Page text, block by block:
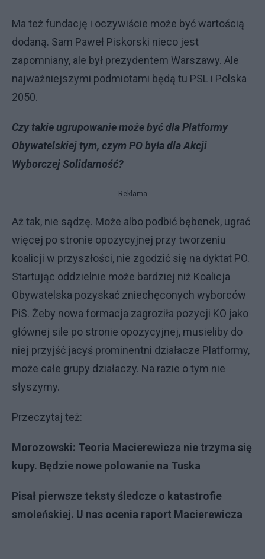
Ma też fundację i oczywiście może być wartością
dodaną. Sam Paweł Piskorski nieco jest
zapomniany, ale był prezydentem Warszawy. Ale
najważniejszymi podmiotami będą tu PSL i Polska
2050.
Czy takie ugrupowanie może być dla Platformy
Obywatelskiej tym, czym PO była dla Akcji
Wyborczej Solidarność?
Reklama
Aż tak, nie sądzę. Może albo podbić bębenek, ugrać
więcej po stronie opozycyjnej przy tworzeniu
koalicji w przyszłości, nie zgodzić się na dyktat PO.
Startując oddzielnie może bardziej niż Koalicja
Obywatelska pozyskać zniechęconych wyborców
PiS. Żeby nowa formacja zagroziła pozycji KO jako
głównej sile po stronie opozycyjnej, musieliby do
niej przyjść jacyś prominentni działacze Platformy,
może całe grupy działaczy. Na razie o tym nie
słyszymy.
Przeczytaj też:
Morozowski: Teoria Macierewicza nie trzyma się
kupy. Będzie nowe polowanie na Tuska
Pisał pierwsze teksty śledcze o katastrofie
smoleńskiej. U nas ocenia raport Macierewicza